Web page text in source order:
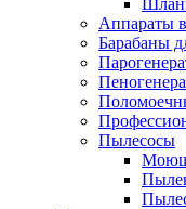
Аппараты
Барабаны
Пылесосы